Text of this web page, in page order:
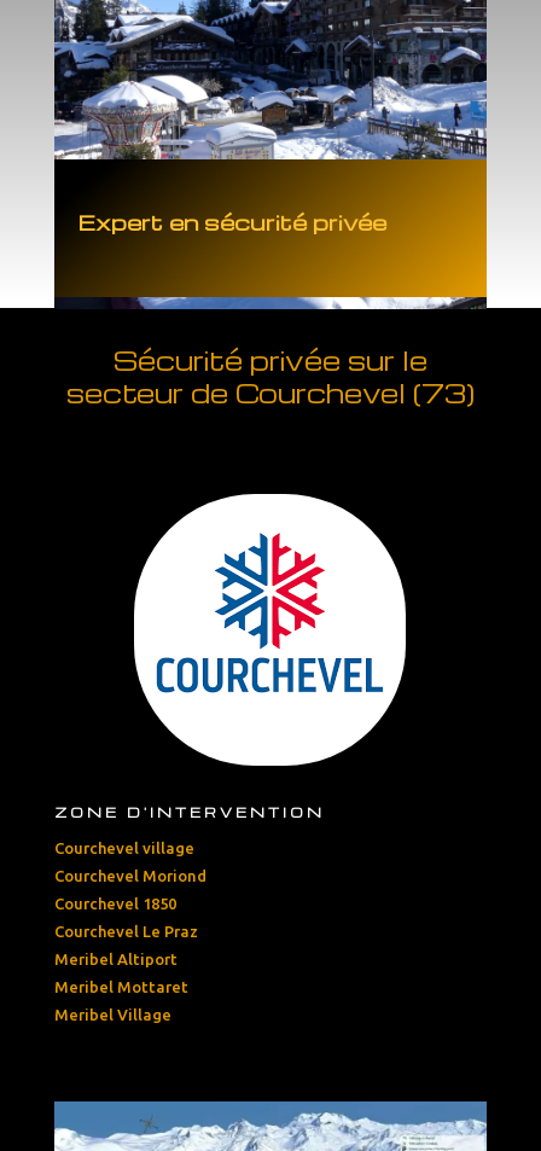
Expert en sécurité privée
Sécurité privée sur le
secteur de Courchevel (73)
ZONE D'INTERVENTION
Courchevel village
Courchevel Moriond
Courchevel 1850
Courchevel Le Praz
Meribel Altiport
Meribel Mottaret
Meribel Village